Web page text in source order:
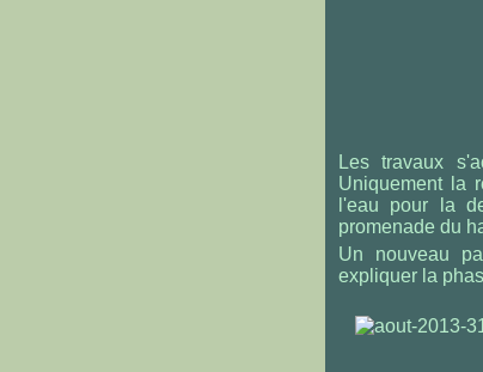
Les travaux
Uniquement la
l'eau pour la
promenade du
Un nouveau
expliquer la